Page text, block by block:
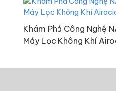
Khám Phá Công Nghệ
Máy Lọc Không Khí